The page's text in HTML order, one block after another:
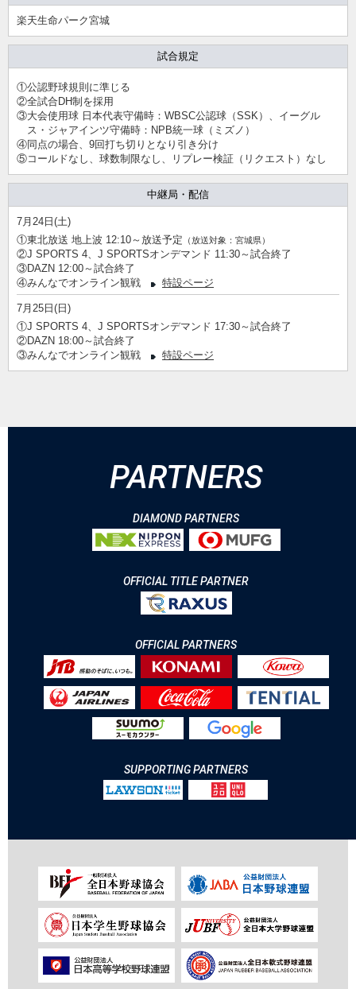
楽天生命パーク宮城
試合規定
①公認野球規則に準じる
②全試合DH制を採用
③大会使用球 日本代表守備時：WBSC公認球（SSK）、イーグル
ス・ジャアインツ守備時：NPB統一球（ミズノ）
④同点の場合、9回打ち切りとなり引き分け
⑤コールドなし、球数制限なし、リプレー検証（リクエスト）なし
中継局・配信
7月24日(土)
①東北放送 地上波 12:10～放送予定 （放送対象：宮城県）
②J SPORTS 4、J SPORTSオンデマンド 11:30～試合終了
③DAZN 12:00～試合終了
④みんなでオンライン観戦
特設ページ
7月25日(日)
①J SPORTS 4、J SPORTSオンデマンド 17:30～試合終了
②DAZN 18:00～試合終了
③みんなでオンライン観戦
特設ページ
PARTNERS
DIAMOND PARTNERS
OFFICIAL TITLE PARTNER
OFFICIAL PARTNERS
SUPPORTING PARTNERS